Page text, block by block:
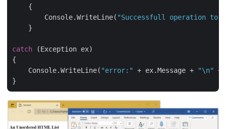
    {
        Console.WriteLine(
"Successfull operation
    }
catch (Exception ex)
    Console.WriteLine(
"error:" + ex.Message + "\n"